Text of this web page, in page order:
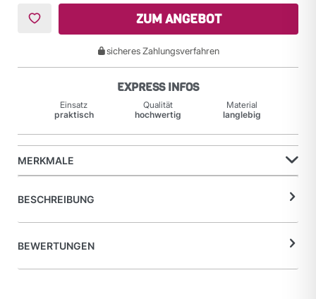
ZUM ANGEBOT
sicheres Zahlungsverfahren
EXPRESS INFOS
Einsatz
praktisch
Qualität
hochwertig
Material
langlebig
MERKMALE
BESCHREIBUNG
BEWERTUNGEN